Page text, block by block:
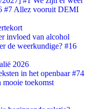
#7 Allez vooruit DEMI
invloed van alcohol
de weerkundige? #16
2026
in het openbaar #74
mooie toekomst